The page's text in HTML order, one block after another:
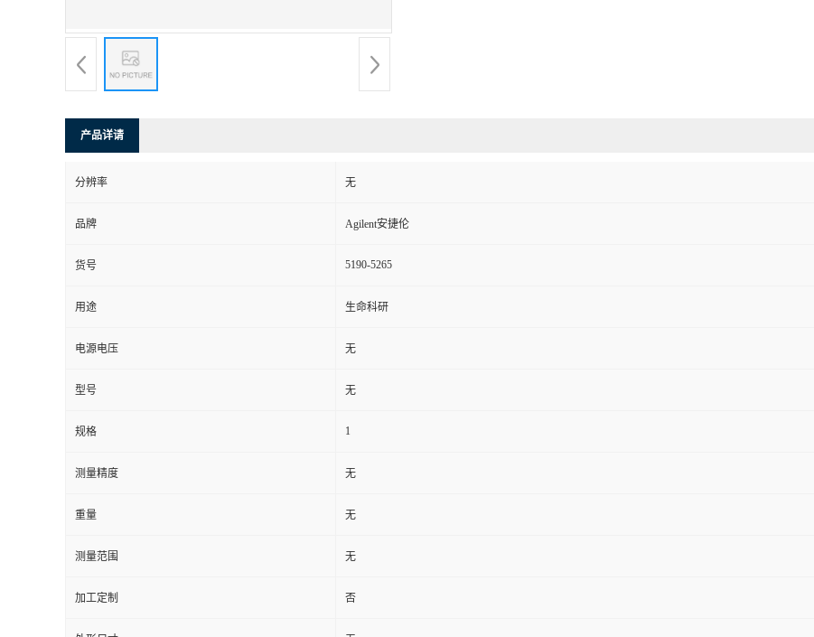
产品详请
分辨率 无
品牌 Agilent安捷伦
货号 5190-5265
用途 生命科研
电源电压 无
型号 无
规格 1
测量精度 无
重量 无
测量范围 无
加工定制 否